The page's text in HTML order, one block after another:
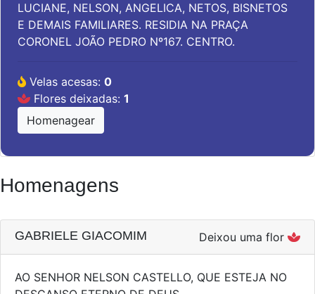
LUCIANE, NELSON, ANGELICA, NETOS, BISNETOS
E DEMAIS FAMILIARES. RESIDIA NA PRAÇA
CORONEL JOÃO PEDRO Nº167. CENTRO.
Velas acesas: 0
Flores deixadas: 1
Homenagear
Homenagens
GABRIELE GIACOMIM Deixou uma flor
AO SENHOR NELSON CASTELLO, QUE ESTEJA NO